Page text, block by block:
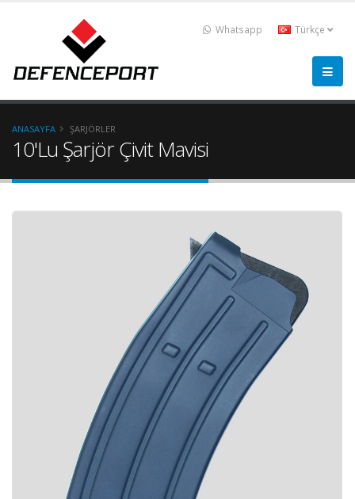
Whatsapp Türkçe
ANASAYFA ŞARJÖRLER
10'Lu Şarjör Çivit Mavisi